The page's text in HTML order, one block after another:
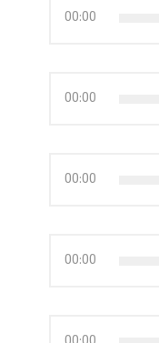
00:00
00:00
00:00
00:00